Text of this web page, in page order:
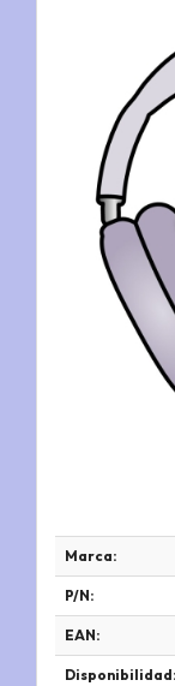
Marca:
P/N:
EAN:
Disponibilidad: